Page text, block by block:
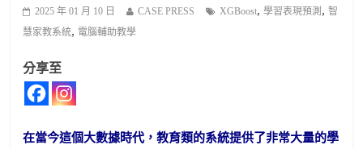
2025 年 01 月 10 日 CASE PRESS XGBoost,學習表現預測 ,智
慧家教系統, 電腦輔助教學
分享至
在當今這個大數據時代，教育類的系統提供了非常大量的學